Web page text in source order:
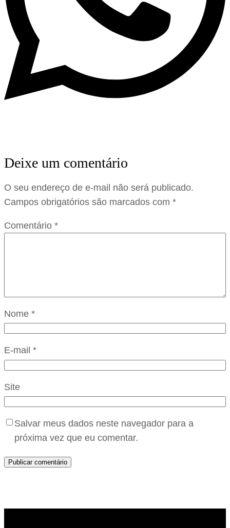
Deixe um comentário
O seu endereço de e-mail não será publicado.
Campos obrigatórios são marcados com *
Comentário *
Nome *
E-mail *
Site
Salvar meus dados neste navegador para a
próxima vez que eu comentar.